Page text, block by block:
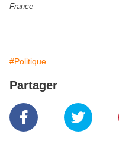
France
#Politique
Partager